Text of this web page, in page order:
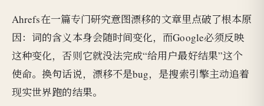
Ahrefs在一篇专门研究意图漂移的文章里点破了根本原
因：词的含义本身会随时间变化，而Google必须反映
这种变化，否则它就没法完成“给用户最好结果”这个
使命。换句话说，漂移不是bug，是搜索引擎主动追着
现实世界跑的结果。